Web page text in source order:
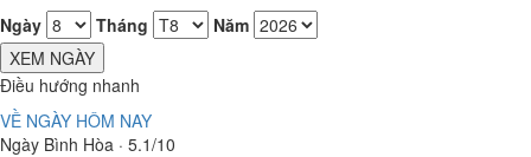
Ngày
Tháng
Năm
XEM NGÀY
Điều hướng nhanh
VỀ NGÀY HÔM NAY
Ngày Bình Hòa · 5.1/10